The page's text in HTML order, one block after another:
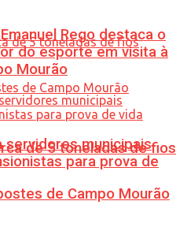
de 5 toneladas de fios
de Campo Mourão
Rego destaca o
do esporte em visita à
Mourão
servidores municipais
para prova de